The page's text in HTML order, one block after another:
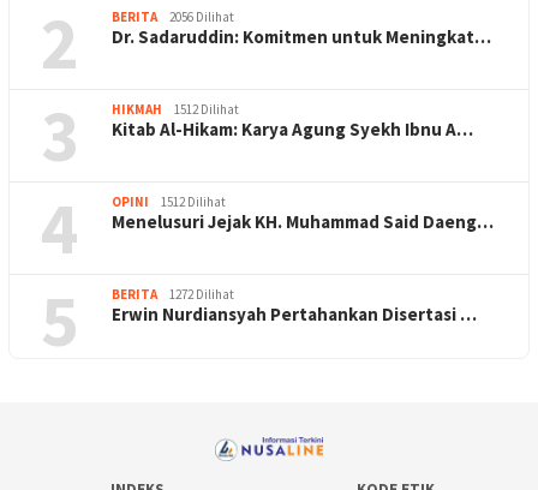
2 BERITA 2056 Dilihat
Dr. Sadaruddin: Komitmen untuk Meningkat…
3 HIKMAH 1512 Dilihat
Kitab Al-Hikam: Karya Agung Syekh Ibnu A…
4 OPINI 1512 Dilihat
Menelusuri Jejak KH. Muhammad Said Daeng…
5 BERITA 1272 Dilihat
Erwin Nurdiansyah Pertahankan Disertasi …